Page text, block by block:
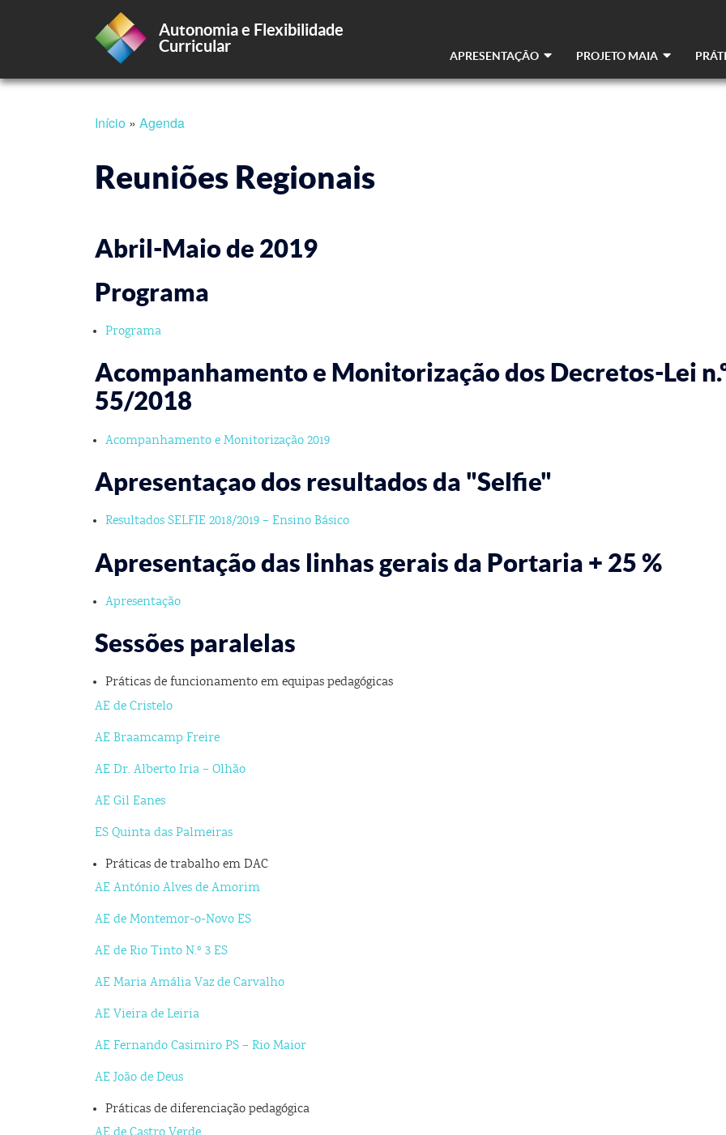
Autonomia e Flexibilidade
Curricular
Navegação
APRESENTAÇÃO PROJETO MAIA
estrutural
Início Agenda
Reuniões Regionais
Abril-Maio de 2019
Programa
Programa
Acompanhamento e Monitorização dos Decretos-Lei
55/2018
Acompanhamento e Monitorização 2019
Apresentaçao dos resultados da "Selfie"
Resultados SELFIE 2018/2019 – Ensino Básico
Apresentação das linhas gerais da Portaria + 25 %
Apresentação
Sessões paralelas
Práticas de funcionamento em equipas pedagógicas
AE de Cristelo
AE Braamcamp Freire
AE Dr. Alberto Iria – Olhão
AE Gil Eanes
ES Quinta das Palmeiras
Práticas de trabalho em DAC
AE António Alves de Amorim
AE de Montemor-o-Novo ES
AE de Rio Tinto N.º 3 ES
AE Maria Amália Vaz de Carvalho
AE Vieira de Leiria
AE Fernando Casimiro PS – Rio Maior
AE João de Deus
Práticas de diferenciação pedagógica
AE de Castro Verde